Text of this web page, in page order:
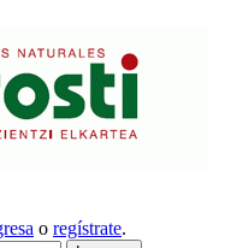
o regístrate.